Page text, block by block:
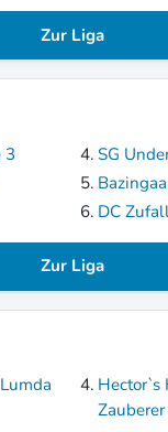
Zur Liga
3
SG
Bazingaa
DC
Zur Liga
Hector`s Hexen &
Zauberer